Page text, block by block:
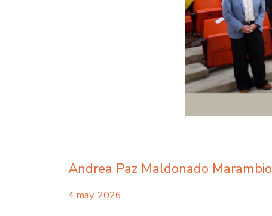
Andrea Paz Maldonado Marambio
4 may, 2026